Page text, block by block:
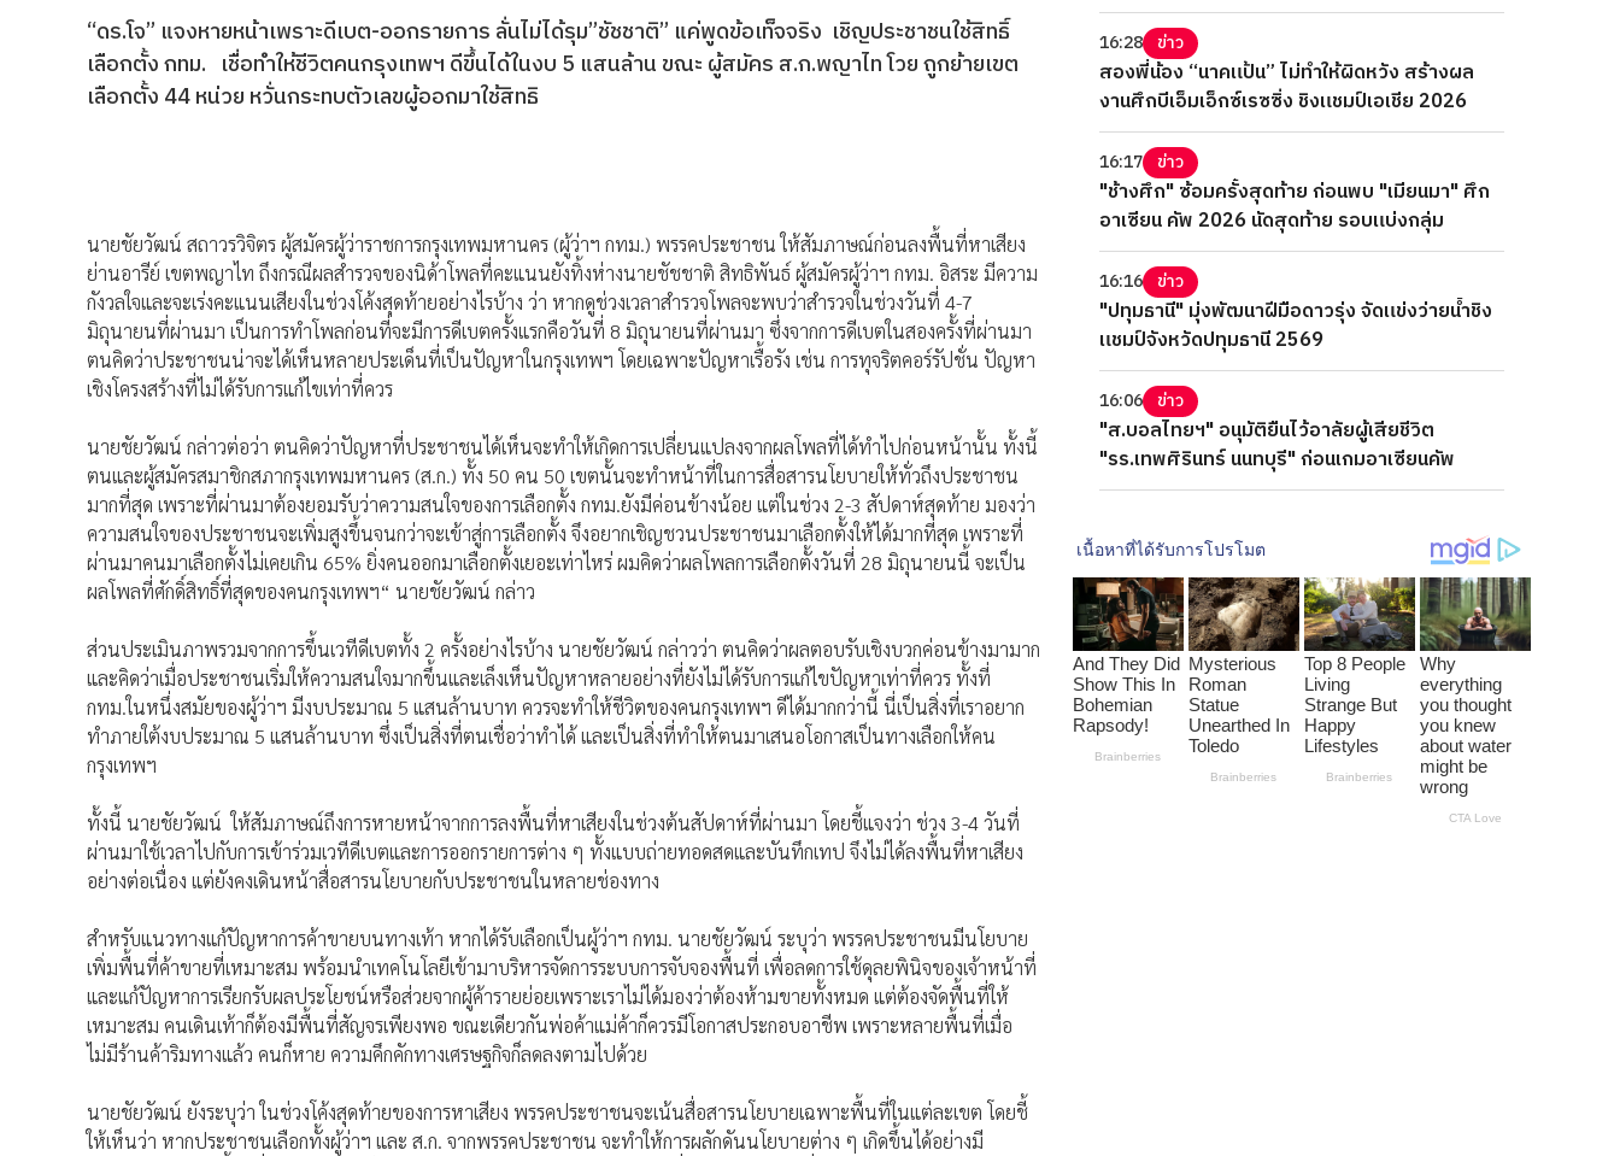
“ดร.โจ” แจงหายหน้าเพราะดีเบต-ออกรายการ ลั่นไม่ได้รุม”ชัชชาติ” แค่พูดข้อเท็จจริง เชิญประชาชนใช้สิทธิ์
เลือกตั้ง กทม. เชื่อทำให้ชีวิตคนกรุงเทพฯ ดีขึ้นได้ในงบ 5 แสนล้าน ขณะ ผู้สมัคร ส.ก.พญาไท โวย ถูกย้ายเขต
เลือกตั้ง 44 หน่วย หวั่นกระทบตัวเลขผู้ออกมาใช้สิทธิ
นายชัยวัฒน์ สถาวรวิจิตร ผู้สมัครผู้ว่าราชการกรุงเทพมหานคร (ผู้ว่าฯ กทม.) พรรคประชาชน ให้สัมภาษณ์ก่อนลงพื้นที่หาเสียง
ย่านอารีย์ เขตพญาไท ถึงกรณีผลสำรวจของนิด้าโพลที่คะแนนยังทิ้งห่างนายชัชชาติ สิทธิพันธ์ ผู้สมัครผู้ว่าฯ กทม. อิสระ มีความ
กังวลใจและจะเร่งคะแนนเสียงในช่วงโค้งสุดท้ายอย่างไรบ้าง ว่า หากดูช่วงเวลาสำรวจโพลจะพบว่าสำรวจในช่วงวันที่ 4-7
มิถุนายนที่ผ่านมา เป็นการทำโพลก่อนที่จะมีการดีเบตครั้งแรกคือวันที่ 8 มิถุนายนที่ผ่านมา ซึ่งจากการดีเบตในสองครั้งที่ผ่านมา
ตนคิดว่าประชาชนน่าจะได้เห็นหลายประเด็นที่เป็นปัญหาในกรุงเทพฯ โดยเฉพาะปัญหาเรื้อรัง เช่น การทุจริตคอร์รัปชั่น ปัญหา
เชิงโครงสร้างที่ไม่ได้รับการแก้ไขเท่าที่ควร
นายชัยวัฒน์ กล่าวต่อว่า ตนคิดว่าปัญหาที่ประชาชนได้เห็นจะทำให้เกิดการเปลี่ยนแปลงจากผลโพลที่ได้ทำไปก่อนหน้านั้น ทั้งนี้
ตนและผู้สมัครสมาชิกสภากรุงเทพมหานคร (ส.ก.) ทั้ง 50 คน 50 เขตนั้นจะทำหน้าที่ในการสื่อสารนโยบายให้ทั่วถึงประชาชน
มากที่สุด เพราะที่ผ่านมาต้องยอมรับว่าความสนใจของการเลือกตั้ง กทม.ยังมีค่อนข้างน้อย แต่ในช่วง 2-3 สัปดาห์สุดท้าย มองว่า
ความสนใจของประชาชนจะเพิ่มสูงขึ้นจนกว่าจะเข้าสู่การเลือกตั้ง จึงอยากเชิญชวนประชาชนมาเลือกตั้งให้ได้มากที่สุด เพราะที่
ผ่านมาคนมาเลือกตั้งไม่เคยเกิน 65% ยิ่งคนออกมาเลือกตั้งเยอะเท่าไหร่ ผมคิดว่าผลโพลการเลือกตั้งวันที่ 28 มิถุนายนนี้ จะเป็น
ผลโพลที่ศักดิ์สิทธิ์ที่สุดของคนกรุงเทพฯ“ นายชัยวัฒน์ กล่าว
ส่วนประเมินภาพรวมจากการขึ้นเวทีดีเบตทั้ง 2 ครั้งอย่างไรบ้าง นายชัยวัฒน์ กล่าวว่า ตนคิดว่าผลตอบรับเชิงบวกค่อนข้างมามาก
และคิดว่าเมื่อประชาชนเริ่มให้ความสนใจมากขึ้นและเล็งเห็นปัญหาหลายอย่างที่ยังไม่ได้รับการแก้ไขปัญหาเท่าที่ควร ทั้งที่
กทม.ในหนึ่งสมัยของผู้ว่าฯ มีงบประมาณ 5 แสนล้านบาท ควรจะทำให้ชีวิตของคนกรุงเทพฯ ดีได้มากกว่านี้ นี่เป็นสิ่งที่เราอยาก
ทำภายใต้งบประมาณ 5 แสนล้านบาท ซึ่งเป็นสิ่งที่ตนเชื่อว่าทำได้ และเป็นสิ่งที่ทำให้ตนมาเสนอโอกาสเป็นทางเลือกให้คน
กรุงเทพฯ
ทั้งนี้ นายชัยวัฒน์ ให้สัมภาษณ์ถึงการหายหน้าจากการลงพื้นที่หาเสียงในช่วงต้นสัปดาห์ที่ผ่านมา โดยชี้แจงว่า ช่วง 3-4 วันที่
ผ่านมาใช้เวลาไปกับการเข้าร่วมเวทีดีเบตและการออกรายการต่าง ๆ ทั้งแบบถ่ายทอดสดและบันทึกเทป จึงไม่ได้ลงพื้นที่หาเสียง
อย่างต่อเนื่อง แต่ยังคงเดินหน้าสื่อสารนโยบายกับประชาชนในหลายช่องทาง
สำหรับแนวทางแก้ปัญหาการค้าขายบนทางเท้า หากได้รับเลือกเป็นผู้ว่าฯ กทม. นายชัยวัฒน์ ระบุว่า พรรคประชาชนมีนโยบาย
เพิ่มพื้นที่ค้าขายที่เหมาะสม พร้อมนำเทคโนโลยีเข้ามาบริหารจัดการระบบการจับจองพื้นที่ เพื่อลดการใช้ดุลยพินิจของเจ้าหน้าที่
และแก้ปัญหาการเรียกรับผลประโยชน์หรือส่วยจากผู้ค้ารายย่อยเพราะเราไม่ได้มองว่าต้องห้ามขายทั้งหมด แต่ต้องจัดพื้นที่ให้
เหมาะสม คนเดินเท้าก็ต้องมีพื้นที่สัญจรเพียงพอ ขณะเดียวกันพ่อค้าแม่ค้าก็ควรมีโอกาสประกอบอาชีพ เพราะหลายพื้นที่เมื่อ
ไม่มีร้านค้าริมทางแล้ว คนก็หาย ความคึกคักทางเศรษฐกิจก็ลดลงตามไปด้วย
นายชัยวัฒน์ ยังระบุว่า ในช่วงโค้งสุดท้ายของการหาเสียง พรรคประชาชนจะเน้นสื่อสารนโยบายเฉพาะพื้นที่ในแต่ละเขต โดยชี้
ให้เห็นว่า หากประชาชนเลือกทั้งผู้ว่าฯ และ ส.ก. จากพรรคประชาชน จะทำให้การผลักดันนโยบายต่าง ๆ เกิดขึ้นได้อย่างมี
16:28 ข่าว
สองพี่น้อง “นาคแป้น” ไม่ทำให้ผิดหวัง สร้างผล
งานศึกบีเอ็มเอ็กซ์เรซซิ่ง ชิงแชมป์เอเชีย 2026
16:17 ข่าว
"ช้างศึก" ซ้อมครั้งสุดท้าย ก่อนพบ "เมียนมา" ศึก
อาเซียน คัพ 2026 นัดสุดท้าย รอบแบ่งกลุ่ม
16:16 ข่าว
"ปทุมธานี" มุ่งพัฒนาฝีมือดาวรุ่ง จัดแข่งว่ายน้ำชิง
แชมป์จังหวัดปทุมธานี 2569
16:06 ข่าว
"ส.บอลไทยฯ" อนุมัติยืนไว้อาลัยผู้เสียชีวิต
"รร.เทพศิรินทร์ นนทบุรี" ก่อนเกมอาเซียนคัพ